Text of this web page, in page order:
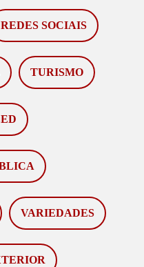
REDES SOCIAIS
TURISMO
VARIEDADES